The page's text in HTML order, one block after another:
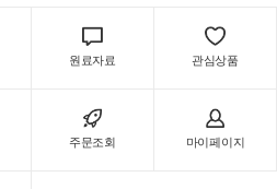
원료자료 관심상품
주문조회 마이페이지